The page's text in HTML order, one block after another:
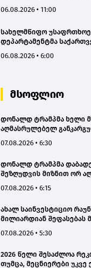
სამოქმედო გეგმა – თამარ
06.08.2026 • 11:00
სახელმწიფო
დეპარტამენტმა
საზიანოდ საბოტაჟის
06.08.2026 • 6:00
მსოფლიო
დონალდ ტრამპმა ხელი
აღმასრულებელ
შეზღუდვას
07.08.2026 • 6:30
დონალდ ტრამპმა
შეზღუდვის მიზნით ორ
07.08.2026 • 6:15
ახალ საინვესტიციო
მილიარდიან შეფასებას
07.08.2026 • 5:30
2026 წელი შესაძლოა
თუმცა, მეცნიერები უკვე